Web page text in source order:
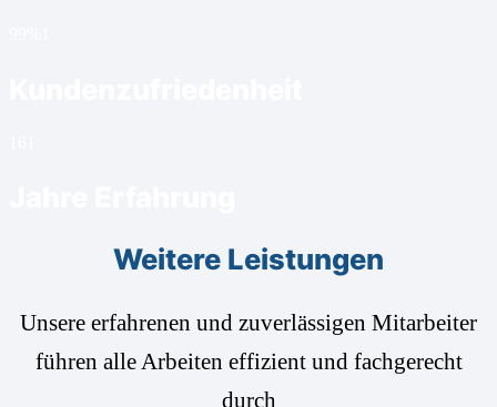
Weitere Leistungen
Unsere erfahrenen und zuverlässigen Mitarbeiter
führen alle Arbeiten effizient und fachgerecht
durch